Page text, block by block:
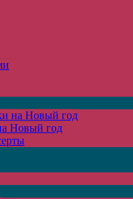
на Новый год
Новый год